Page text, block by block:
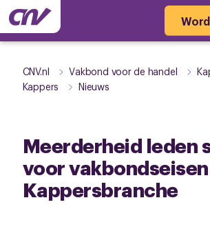
CNV.nl Vakbond voor de handel
Kappers
Nieuws
Meerderheid leden
voor
Kappersbranche